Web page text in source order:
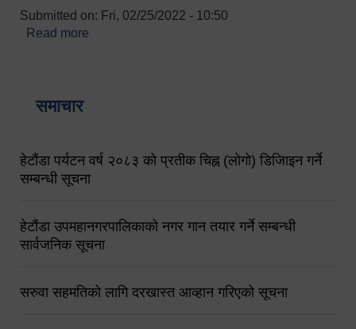
Submitted on: Fri, 02/25/2022 - 10:50
Read more
समाचार
हेटौंडा पर्यटन वर्ष २०८३ को प्रतीक चिह्न (लोगो) डिजिाइन गर्ने
सम्बन्धी सूचना
हेटौंडा उपमहानगरपालिकाको नगर गान तयार गर्ने सम्बन्धी
सार्वजनिक सूचना
सरुवा सहमतिको लागि दरखास्त आव्हान गरिएको सूचना